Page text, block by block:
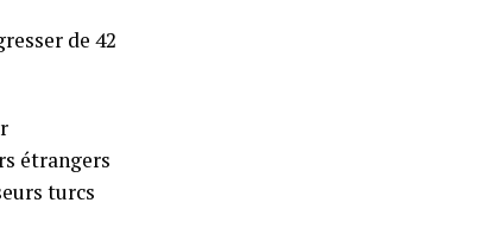
de 42
étrangers
turcs